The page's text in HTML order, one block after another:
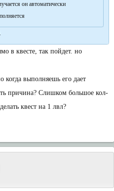
он автоматически
в квесте, так пойдет. но
когда выполняешь его дает
причина? Слишком большое кол-
квест на 1 лвл?